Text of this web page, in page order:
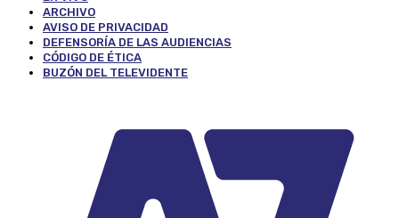
ARCHIVO
AVISO DE PRIVACIDAD
DEFENSORÍA DE LAS AUDIENCIAS
CÓDIGO DE ÉTICA
BUZÓN DEL TELEVIDENTE